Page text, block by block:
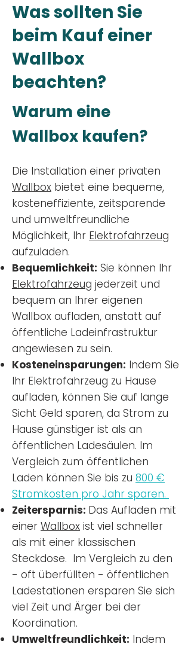
Was sollten Sie
beim Kauf einer
Wallbox
beachten?
Warum eine
Wallbox kaufen?
Die Installation einer privaten
Wallbox bietet eine bequeme,
kosteneffiziente, zeitsparende
und umweltfreundliche
Möglichkeit, Ihr Elektrofahrzeug
aufzuladen.
Bequemlichkeit: Sie können Ihr
Elektrofahrzeug jederzeit und
bequem an Ihrer eigenen
Wallbox aufladen, anstatt auf
öffentliche Ladeinfrastruktur
angewiesen zu sein.
Kosteneinsparungen: Indem Sie
Ihr Elektrofahrzeug zu Hause
aufladen, können Sie auf lange
Sicht Geld sparen, da Strom zu
Hause günstiger ist als an
öffentlichen Ladesäulen. Im
Vergleich zum öffentlichen
Laden können Sie bis zu 800 €
Stromkosten pro Jahr sparen.
Zeitersparnis: Das Aufladen mit
einer Wallbox ist viel schneller
als mit einer klassischen
Steckdose. Im Vergleich zu den
- oft überfüllten - öffentlichen
Ladestationen ersparen Sie sich
viel Zeit und Ärger bei der
Koordination.
Umweltfreundlichkeit: Indem